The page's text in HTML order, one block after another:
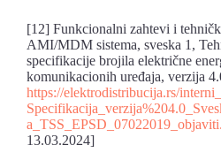
[12] Funkcionalni zahtevi i
AMI/MDM sistema, sveska 1,
specifikacije brojila električne
komunikacionih uređaja, verzija
https://elektrodistribucija.rs/
13.03.2024]